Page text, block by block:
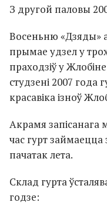
З другой паловы
Восеньню «Дзяды»
прымае удзел у
праходзіў у
студзені 2007 года
красавіка ізноў
Акрамя запісанага
час гурт займаецца
пачатак лета.
Склад гурта
годзе: